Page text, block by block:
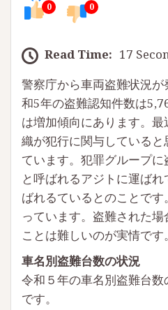
0 0
Read Time: 17
警察庁から車両盗難状況
和5年の盗難認知件数は
は増加傾向にあります。
織が犯行に関与していると
ています。犯罪グループ
と呼ばれるアジトに運ば
ばれるているとのことで
っています。盗難された
ことは難しいのが実情です。
車名別盗難台数の状況
令和５年の車名別盗難台数
です。